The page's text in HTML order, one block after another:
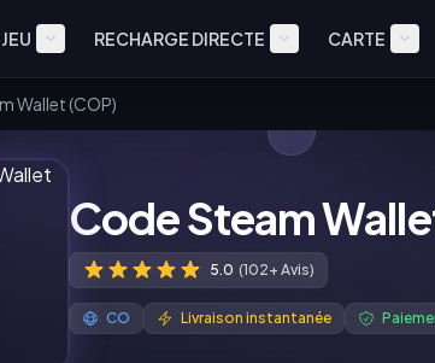
JEU RECHARGE DIRECTE CARTE
Wallet (COP)
Code Steam
5.0 (102+ Avis)
CO Livraison instantanée